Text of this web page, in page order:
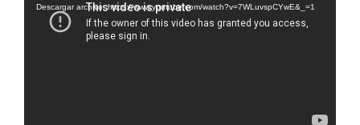
vídeo
Descargar archivo: https://www.youtube.com/watch?v=7WLuvspCYwE&_=1